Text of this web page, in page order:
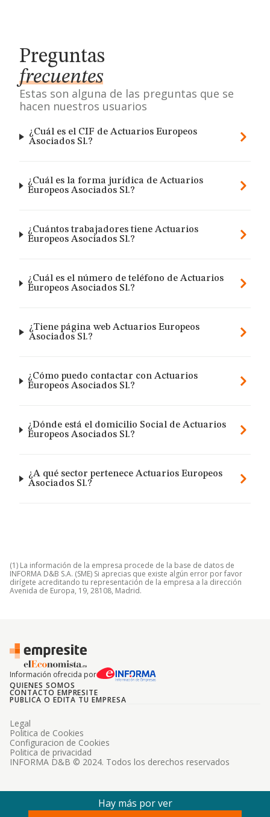
Preguntas
frecuentes
Estas son alguna de las preguntas que se
hacen nuestros usuarios
¿Cuál es el CIF de Actuarios Europeos
Asociados Sl.?
¿Cuál es la forma jurídica de Actuarios
Europeos Asociados Sl.?
¿Cuántos trabajadores tiene Actuarios
Europeos Asociados Sl.?
¿Cuál es el número de teléfono de Actuarios
Europeos Asociados Sl.?
¿Tiene página web Actuarios Europeos
Asociados Sl.?
¿Cómo puedo contactar con Actuarios
Europeos Asociados Sl.?
¿Dónde está el domicilio Social de Actuarios
Europeos Asociados Sl.?
¿A qué sector pertenece Actuarios Europeos
Asociados Sl.?
(1) La información de la empresa procede de la base de datos de
INFORMA D&B S.A. (SME) Si aprecias que existe algún error por favor
dirígete acreditando tu representación de la empresa a la dirección
Avenida de Europa, 19, 28108, Madrid.
Información ofrecida por
QUIENES SOMOS
CONTACTO EMPRESITE
PUBLICA O EDITA TU EMPRESA
INFORMA D&B © 2024. Todos los derechos reservados
Legal
Politica de Cookies
Configuracion de Cookies
Politica de privacidad
Hay más por ver